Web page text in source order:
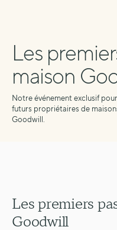
Les
maison
Notre événement exclusif
futurs propriétaires de
Goodwill.
Les premiers
Goodwill